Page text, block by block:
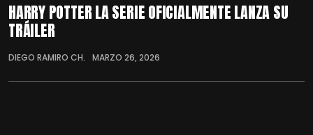
HARRY POTTER LA SERIE OFICIALMENTE LANZA SU
TRÁILER
DIEGO RAMIRO CH. MARZO 26, 2026